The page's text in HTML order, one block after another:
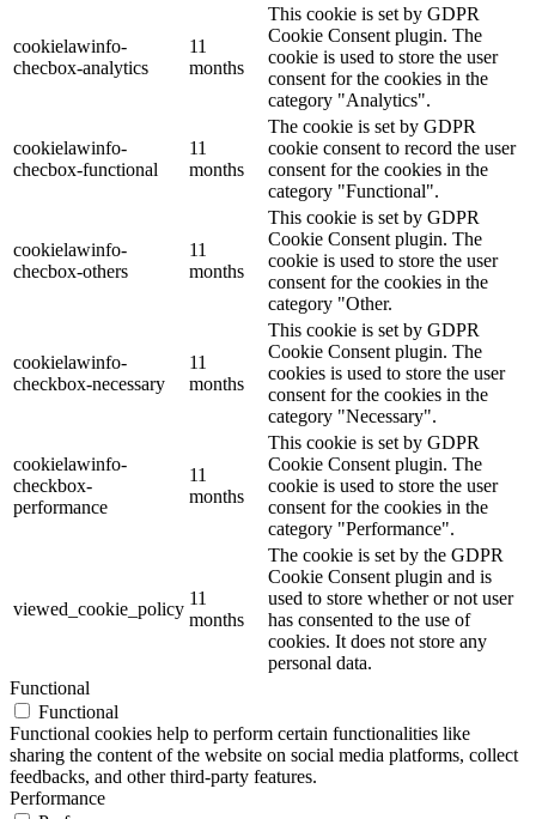
cookielawinfo-
checbox-analytics
11
months
This cookie is set by GDPR
Cookie Consent plugin. The
cookie is used to store the user
consent for the cookies in the
category "Analytics".
cookielawinfo-
checbox-functional
11
months
The cookie is set by GDPR
cookie consent to record the user
consent for the cookies in the
category "Functional".
cookielawinfo-
checbox-others
11
months
This cookie is set by GDPR
Cookie Consent plugin. The
cookie is used to store the user
consent for the cookies in the
category "Other.
cookielawinfo-
checkbox-necessary
11
months
This cookie is set by GDPR
Cookie Consent plugin. The
cookies is used to store the user
consent for the cookies in the
category "Necessary".
cookielawinfo-
checkbox-
performance
11
months
This cookie is set by GDPR
Cookie Consent plugin. The
cookie is used to store the user
consent for the cookies in the
category "Performance".
viewed_cookie_policy
11
months
The cookie is set by the GDPR
Cookie Consent plugin and is
used to store whether or not user
has consented to the use of
cookies. It does not store any
personal data.
Functional
Functional
Functional cookies help to perform certain functionalities like
sharing the content of the website on social media platforms, collect
feedbacks, and other third-party features.
Performance